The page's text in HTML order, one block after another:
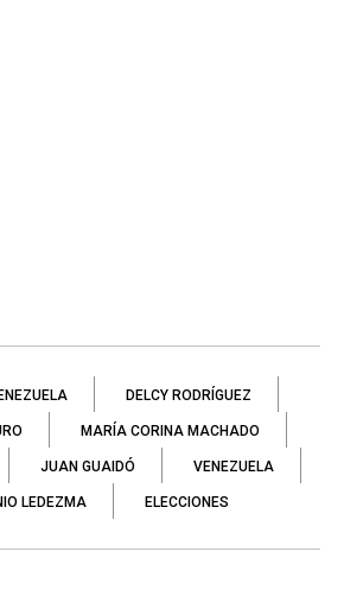
DELCY RODRÍGUEZ
MARÍA CORINA MACHADO
JUAN GUAIDÓ VENEZUELA
LEDEZMA ELECCIONES